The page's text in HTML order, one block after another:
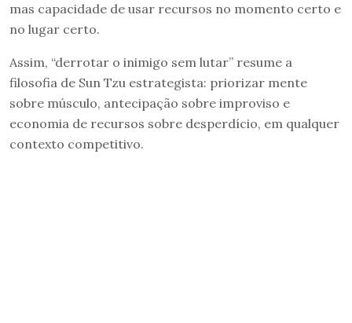
mas capacidade de usar recursos no momento certo e
no lugar certo.
Assim, “derrotar o inimigo sem lutar” resume a
filosofia de Sun Tzu estrategista: priorizar mente
sobre músculo, antecipação sobre improviso e
economia de recursos sobre desperdício, em qualquer
contexto competitivo.